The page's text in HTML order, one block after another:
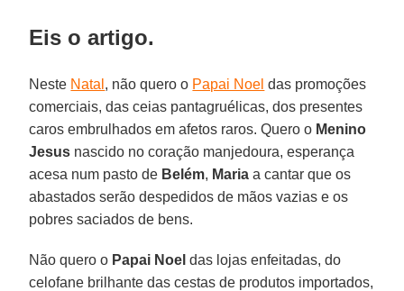
Eis o artigo.
Neste Natal , não quero o Papai Noel das promoções
comerciais, das ceias pantagruélicas, dos presentes
caros embrulhados em afetos raros. Quero o Menino
Jesus nascido no coração manjedoura, esperança
acesa num pasto de Belém, Maria a cantar que os
abastados serão despedidos de mãos vazias e os
pobres saciados de bens.
Não quero o Papai Noel das lojas enfeitadas, do
celofane brilhante das cestas de produtos importados,